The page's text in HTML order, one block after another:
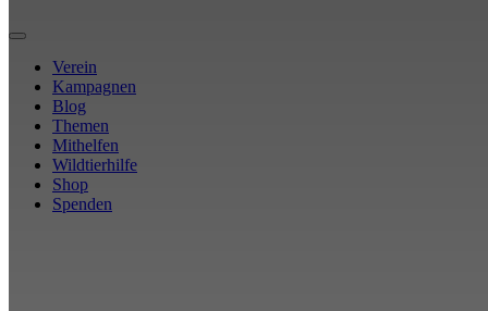
Verein
Kampagnen
Blog
Themen
Mithelfen
Wildtierhilfe
Shop
Spenden